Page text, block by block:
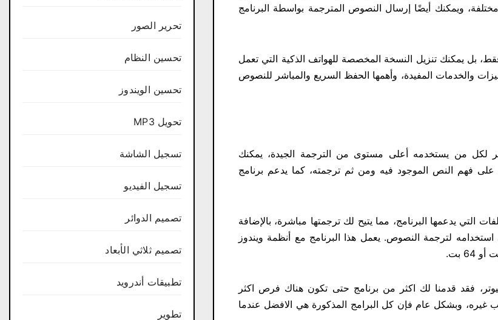
أخرى للترجمة، حيث يضم برنامج المترجم العالمي 14 لغة مختلفة، ويمكنك أيضًا إرسال النصوص المترجمة بواسطة البرنامج
بل يمكنك تنزيل النسخة المخصصة للهواتف الذكية التي تعمل
والخدمات المفيدة، وأهمها الحفظ السريع والمباشر للنصوص
لكل من يستخدمه أعلى مستوى من الترجمة الجيدة، يمكنك
فهم النص الموجود فيه ومن ثم ترجمته، كما يدعم برنامج
يدعمها البرنامج، مما يتيح لك ترجمتها مباشرة، بالإضافة
لترجمة النصوص. يعمل هذا البرنامج مع أنظمة ويندوز
فقد قدمنا ​​لك اكثر من برنامج حتى تكون هناك فرص اكثر
غيره، وبشكل عام فإن كل البرامج المذكورة هي الافضل عندما
تحرير الصور
تحسين النظام
تحسين الويندوز
تحويل MP3
تسجيل الشاشة
تسجيل الفيديو
تصميم الدوائر
تصميم ثلاثي الأبعاد
تطبيقات أندرويد
تطوير